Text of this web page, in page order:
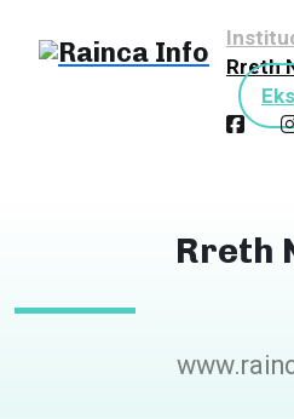
Rreth
Rreth